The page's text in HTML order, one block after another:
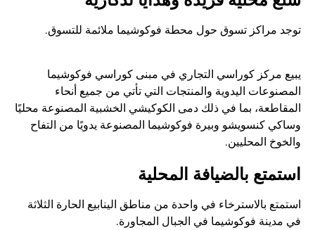
توجد مراكز تسوق حول محطة فوكوشيما ملائمة للتسوق.
يبيع مركز كوراسي التجاري في مبنى كوراسي فوكوشيما
المصنوعات اليدوية والمنتجات التي تأتي من جميع أنحاء
المقاطعة، بما في ذلك دمى الكوكيشي الخشبية المصنوعة محليًا
وساكي كنسويشو وبيرة فوكوشيما المصنوعة يدويًا من التفاح
والخوخ المحليين.
استمتع بالضيافة المحلية
استمتع بالاسترخاء في واحدة من مناطق الينابيع الحارة الثلاثة
في مدينة فوكوشيما في الجبال المجاورة.